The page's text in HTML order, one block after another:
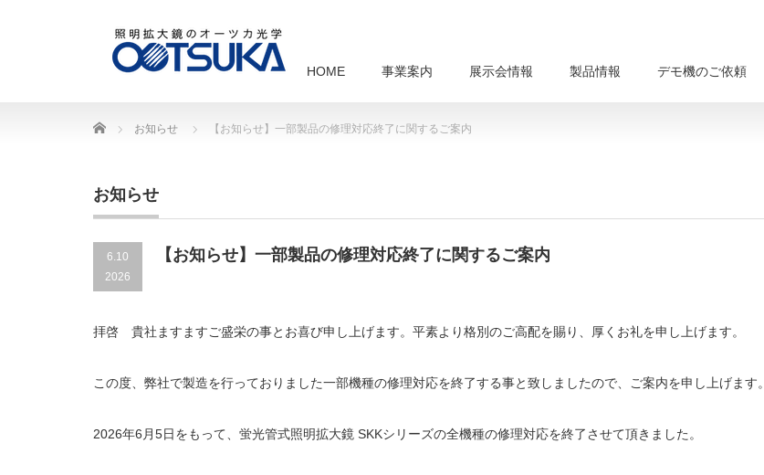
HOME 事業案内 展示会情報 製品情報 デモ機のご依頼
Home お知らせ 【お知らせ】一部製品の修理対応終了に関するご案内
お知らせ
6.10
2026
【お知らせ】一部製品の修理対応終了に関するご案内
拝啓 貴社ますますご盛栄の事とお喜び申し上げます。平素より格別のご高配を賜り、厚くお礼を申し上げます。
この度、弊社で製造を行っておりました一部機種の修理対応を終了する事と致しましたので、ご案内を申し上げます。
2026年6 月5日をもって、蛍光管式照明拡大鏡 SKKシリーズの全機種の修理対応を終了させて頂きました。